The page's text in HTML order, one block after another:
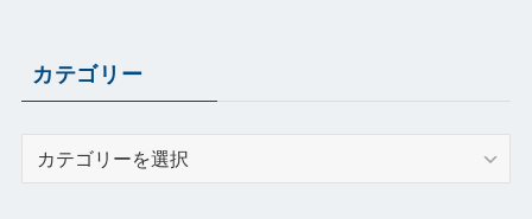
カテゴリー